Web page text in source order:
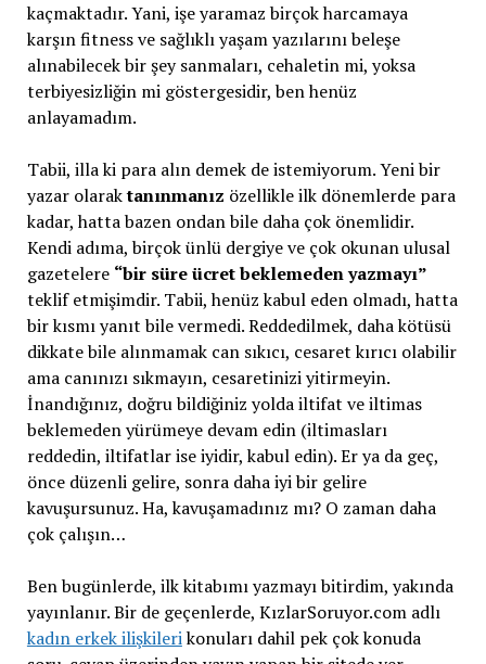
kaçmaktadır. Yani, işe yaramaz birçok harcamaya
karşın fitness ve sağlıklı yaşam yazılarını beleşe
alınabilecek bir şey sanmaları, cehaletin mi, yoksa
terbiyesizliğin mi göstergesidir, ben henüz
anlayamadım.
Tabii, illa ki para alın demek de istemiyorum. Yeni bir
yazar olaraktanınmanız özellikle ilk dönemlerde para
kadar, hatta bazen ondan bile daha çok önemlidir.
Kendi adıma, birçok ünlü dergiye ve çok okunan ulusal
gazetelere “bir süre ücret beklemeden yazmayı”
teklif etmişimdir. Tabii, henüz kabul eden olmadı, hatta
bir kısmı yanıt bile vermedi. Reddedilmek, daha kötüsü
dikkate bile alınmamak can sıkıcı, cesaret kırıcı olabilir
ama canınızı sıkmayın, cesaretinizi yitirmeyin.
İnandığınız, doğru bildiğiniz yolda iltifat ve iltimas
beklemeden yürümeye devam edin (iltimasları
reddedin, iltifatlar ise iyidir, kabul edin). Er ya da geç,
önce düzenli gelire, sonra daha iyi bir gelire
kavuşursunuz. Ha, kavuşamadınız mı? O zaman daha
çok çalışın…
Ben bugünlerde, ilk kitabımı yazmayı bitirdim, yakında
yayınlanır. Bir de geçenlerde, KızlarSoruyor.com adlı
kadın erkek ilişkilerikonuları dahil pek çok konuda